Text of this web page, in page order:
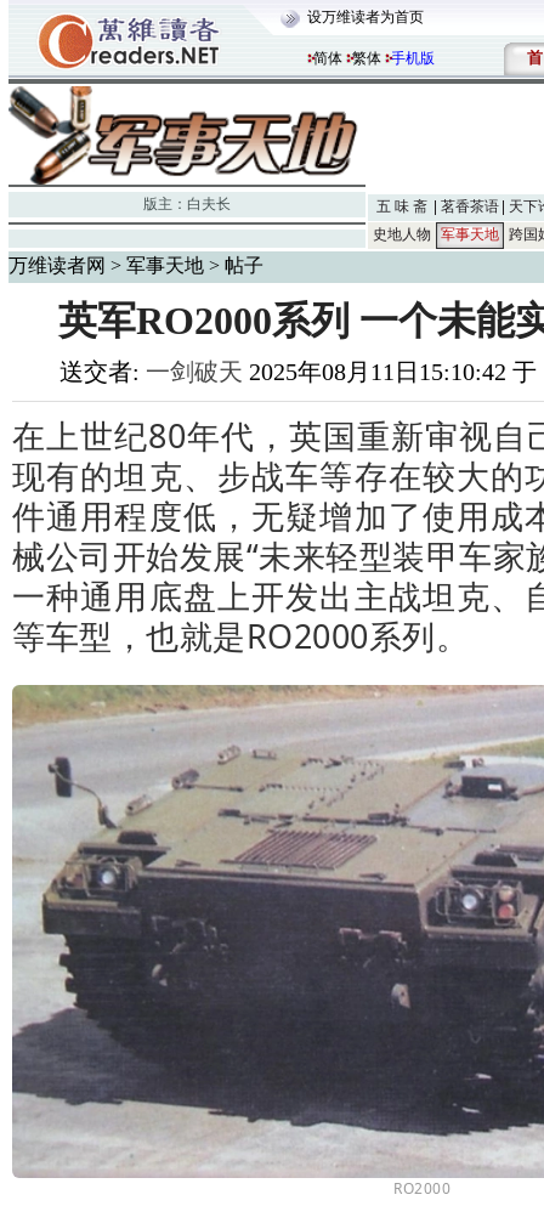
设万维读者为首页
简体 繁体 手机版 首
版主： 白夫长 五 味 斋 茗香茶语
天下
史地人物
军事天地 跨国
万维读者网 > 军事天地 > 帖子
英军RO2000系列 一个未能
送交者: 一剑破天 2025年08月11日15:10:42
在上世纪80年代，英国重新审视自
现有的坦克、步战车等存在较大的
件通用程度低，无疑增加了使用成
械公司开始发展“未来轻型装甲车家
一种通用底盘上开发出主战坦克、
等车型，也就是RO2000系列。
RO2000